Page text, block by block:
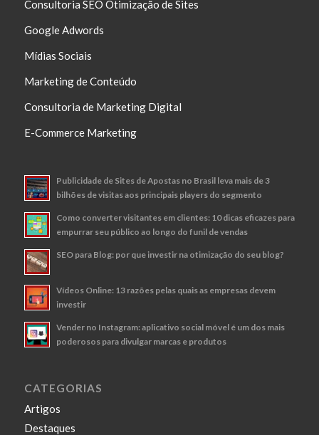
Consultoria SEO Otimização de Sites
Google Adwords
Mídias Sociais
Marketing de Conteúdo
Consultoria de Marketing Digital
E-Commerce Marketing
Publicidade de Sites de Apostas no Brasil leva mais de 3
bilhões de visitas aos principais players do segmento
Como converter visitantes em clientes: 10 dicas eficazes para
empurrar seu público ao longo do funil de vendas
SEO para Blog: por que investir na otimização do seu blog?
Vídeos Online: 13 razões pelas quais as empresas devem
investir
Vender no Instagram: aplicativo social móvel é um dos mais
poderosos para divulgar marcas e produtos
CATEGORIAS
Artigos
Destaques